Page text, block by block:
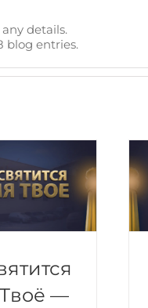
details.
blog entries.
—